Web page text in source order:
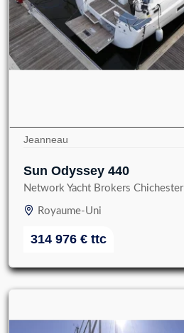
Jeanneau
Sun Odyssey 440
Network Yacht Brokers Chichester
Royaume-Uni
314 976 € ttc